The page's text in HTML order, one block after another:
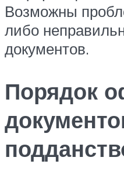
Возможны
либо
документов.
Порядок